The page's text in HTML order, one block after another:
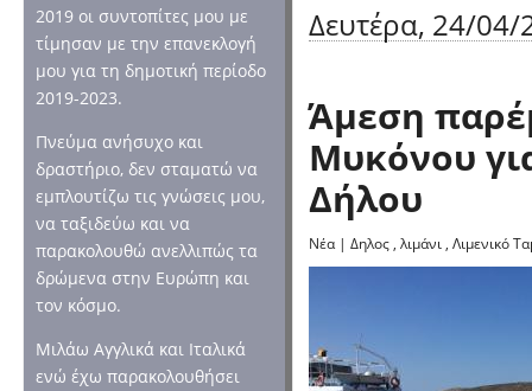
2019 οι συντοπίτες μου με
τίμησαν με την επανεκλογή
μου για τη δημοτική περίοδο
2019-2023.
Πνεύμα ανήσυχο και
δραστήριο, δεν σταματώ να
εμπλουτίζω τις γνώσεις μου,
να ταξιδεύω και να
παρακολουθώ ανελλιπώς τα
δρώμενα στην Ευρώπη και
τον κόσμο.
Μιλάω Αγγλικά και Ιταλικά
ενώ έχω παρακολουθήσει
Δευτέρα, 24/04/
Άμεση
Μυκόνου
Δήλου
Νέα| Δηλος , λιμάνι , Λιμενικό